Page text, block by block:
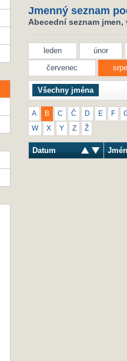
Jmenný seznam
Abecední seznam
leden únor
červenec
Všechny jména
A B C Č D E F
W X Y Z Ž
Datum